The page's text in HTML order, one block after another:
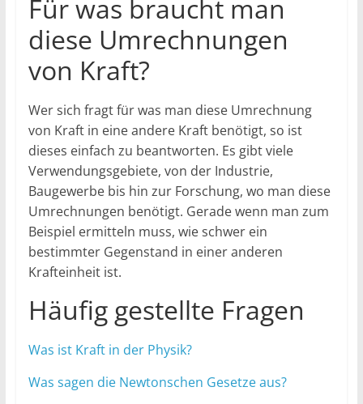
Für was braucht man
diese Umrechnungen
von Kraft?
Wer sich fragt für was man diese Umrechnung
von Kraft in eine andere Kraft benötigt, so ist
dieses einfach zu beantworten. Es gibt viele
Verwendungsgebiete, von der Industrie,
Baugewerbe bis hin zur Forschung, wo man diese
Umrechnungen benötigt. Gerade wenn man zum
Beispiel ermitteln muss, wie schwer ein
bestimmter Gegenstand in einer anderen
Krafteinheit ist.
Häufig gestellte Fragen
Was ist Kraft in der Physik?
Was sagen die Newtonschen Gesetze aus?